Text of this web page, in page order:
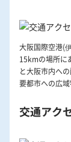
大阪国際空港(
15kmの場所に
と大阪市内へ
要都市への広
交通アク